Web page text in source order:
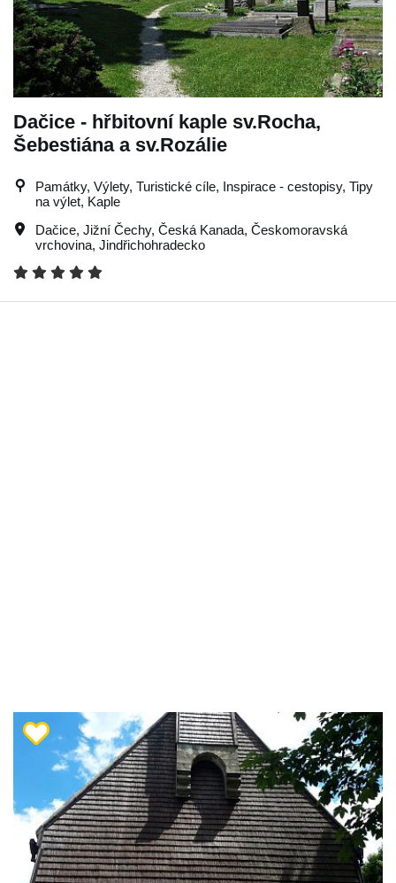
Dačice - hřbitovní kaple sv.Rocha,
Šebestiána a sv.Rozálie
Památky, Výlety, Turistické cíle, Inspirace - cestopisy, Tipy
na výlet, Kaple
Dačice, Jižní Čechy, Česká Kanada, Českomoravská
vrchovina, Jindřichohradecko